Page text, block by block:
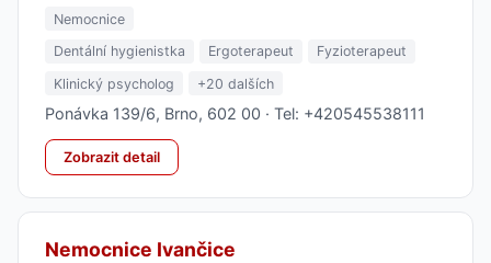
Nemocnice
Dentální hygienistka
Ergoterapeut
Fyzioterapeut
Klinický psycholog
+20 dalších
Ponávka 139/6, Brno, 602 00 · Tel: +420545538111
Zobrazit detail
Nemocnice Ivančice